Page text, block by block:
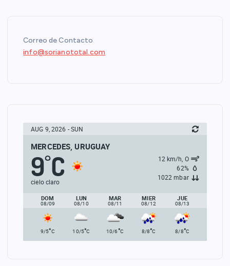
Correo de Contacto
info@sorianototal.com
AUG 9, 2026 - SUN
MERCEDES, URUGUAY
9°C
cielo claro
12 km/h, O
62%
1022 mbar
DOM
08/09
LUN
08/10
MAR
08/11
MIER
08/12
JUE
08/13
9/5°C 10/5°C 10/6°C 8/8°C 8/8°C